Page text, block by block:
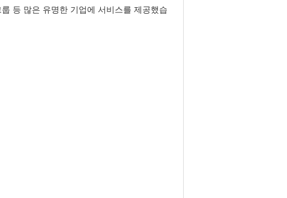
등 많은 유명한 기업에 서비스를 제공했습